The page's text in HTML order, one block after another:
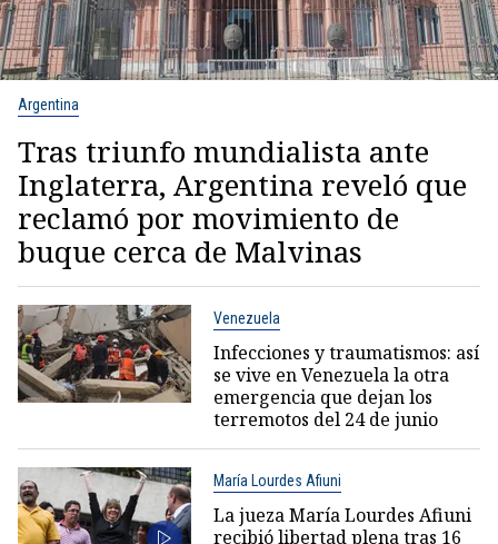
Argentina
Tras triunfo mundialista ante
Inglaterra, Argentina reveló que
reclamó por movimiento de
buque cerca de Malvinas
Venezuela
Infecciones y traumatismos: así
se vive en Venezuela la otra
emergencia que dejan los
terremotos del 24 de junio
María Lourdes Afiuni
La jueza María Lourdes Afiuni
recibió libertad plena tras 16